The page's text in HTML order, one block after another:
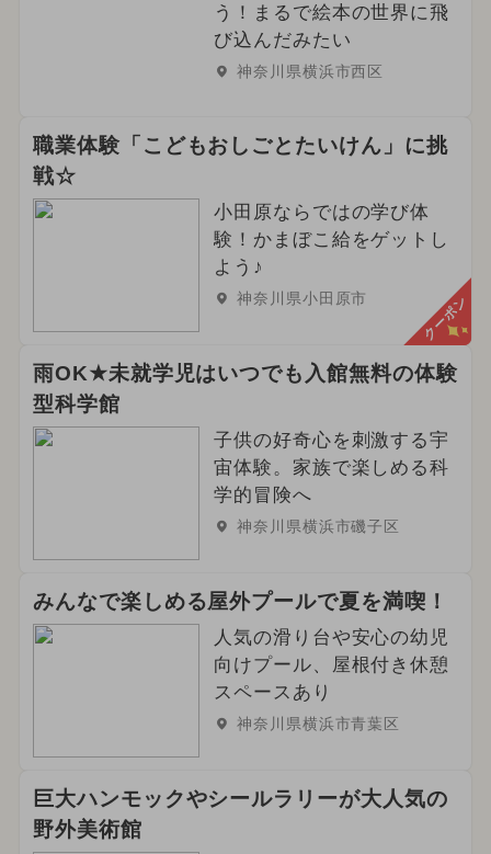
う！まるで絵本の世界に飛
び込んだみたい
神奈川県横浜市西区
職業体験「こどもおしごとたいけん」に挑
戦☆
小田原ならではの学び体
験！かまぼこ給をゲットし
よう♪
神奈川県小田原市 クーポン
雨OK★未就学児はいつでも入館無料の体験
型科学館
子供の好奇心を刺激する宇
宙体験。家族で楽しめる科
学的冒険へ
神奈川県横浜市磯子区
みんなで楽しめる屋外プールで夏を満喫！
人気の滑り台や安心の幼児
向けプール、屋根付き休憩
スペースあり
神奈川県横浜市青葉区
巨大ハンモックやシールラリーが大人気の
野外美術館